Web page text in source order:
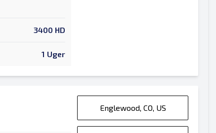
3400 HD
1 Uger
Englewood, CO, US